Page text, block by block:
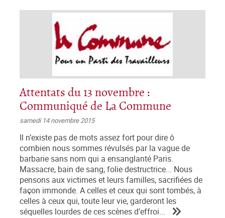
Attentats du 13 novembre :
Communiqué de La Commune
samedi 14 novembre 2015
Il n’existe pas de mots assez fort pour dire ô
combien nous sommes révulsés par la vague de
barbarie sans nom qui a ensanglanté Paris.
Massacre, bain de sang, folie destructrice... Nous
pensons aux victimes et leurs familles, sacrifiées de
façon immonde. A celles et ceux qui sont tombés, à
celles à ceux qui, toute leur vie, garderont les
séquelles lourdes de ces scènes d’effroi...